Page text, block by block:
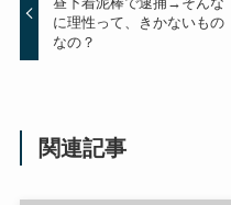
に理性って、きかないもの
なの？
関連記事